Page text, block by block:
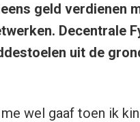
geld verdienen
Decentrale
uit de
wel gaaf toen ik